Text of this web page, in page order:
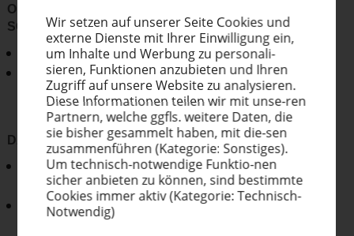
ODER WÄHREND DES TROCKNENS IM TROCKEN­
SCHRANK
Trocknung der Beschichtung war nicht ausreichend
zu langer Auswaschprozess / Unterbelichtung Das
Sieb wurde nach der Entwicklung zu nass in den
Trockenschrank gelegt
DAS SIEB WURDE NICHT SAUBER ENTWICKELT
Belichtungszeit prüfen (KIWO Expocheck) /
Überbelichtung
Sieb bei der Entwicklung drehen, damit alle Flanken
sauber entwickelt werden
Wir setzen auf unserer Seite Cookies und
externe Dienste mit Ihrer Einwil­ligung ein,
um Inhalte und Werbung zu perso­na­li­
sieren, Funktionen anzubieten und Ihren
Zugriff auf unsere Website zu analysieren.
Diese Infor­ma­tionen teilen wir mit unse-ren
Partnern, welche ggfls. weitere Daten, die
sie bisher gesammelt haben, mit die-sen
zusam­men­führen (Kategorie: Sonstiges).
Um technisch-notwendige Funktio-nen
sicher anbieten zu können, sind bestimmte
Cookies immer aktiv (Kategorie: Technisch-
Notwendig)